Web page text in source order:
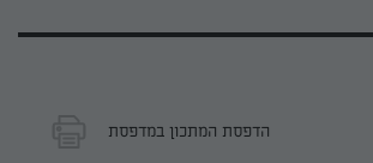
הדפסת המתכון במדפסת